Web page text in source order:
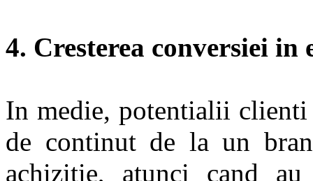
4. Cresterea conversiei in
In medie, potentialii clienti
de continut de la un
achizitie, atunci cand